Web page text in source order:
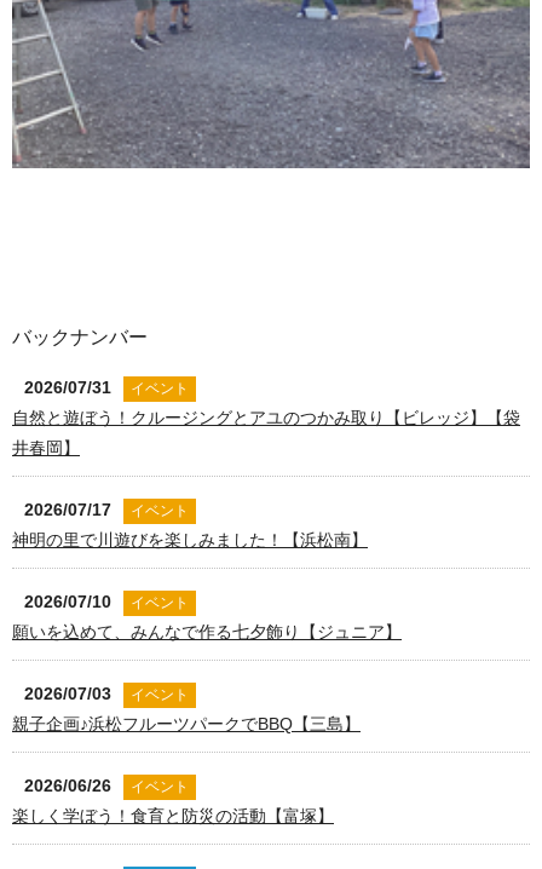
バックナンバー
2026/07/31 イベント
自然と遊ぼう！クルージングとアユのつかみ取り【ビレッジ】【袋
井春岡】
2026/07/17 イベント
神明の里で川遊びを楽しみました！【浜松南】
2026/07/10 イベント
願いを込めて、みんなで作る七夕飾り【ジュニア】
2026/07/03 イベント
親子企画♪浜松フルーツパークでBBQ【三島】
2026/06/26 イベント
楽しく学ぼう！食育と防災の活動【富塚】